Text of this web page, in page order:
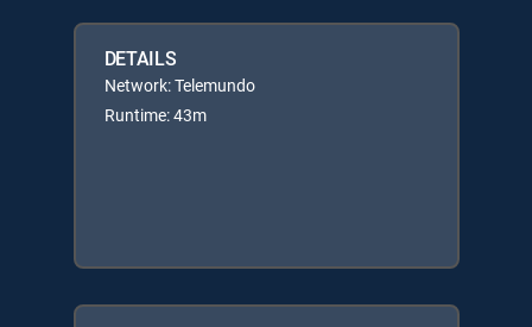
DETAILS
Network: Telemundo
Runtime: 43m